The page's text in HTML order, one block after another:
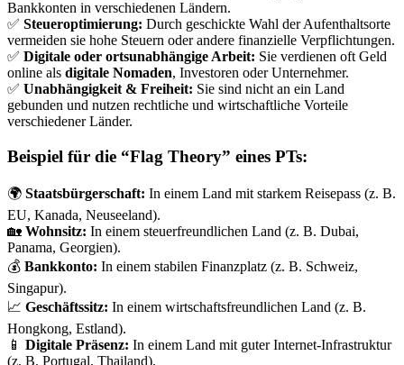
Bankkonten in verschie­denen Ländern.
✅ Steuer­op­ti­mierung: Durch geschickte Wahl der Aufent­haltsorte
vermeiden sie hohe Steuern oder andere finan­zielle Verpflich­tungen.
✅ Digitale oder ortsun­ab­hängige Arbeit: Sie verdienen oft Geld
online als digitale Nomaden, Inves­toren oder Unter­nehmer.
✅ Unabhän­gigkeit & Freiheit: Sie sind nicht an ein Land
gebunden und nutzen recht­liche und wirtschaft­liche Vorteile
verschie­dener Länder.
Beispiel für die “Flag Theory” eines PTs:
🌍 Staats­bür­ger­schaft: In einem Land mit starkem Reisepass (z. B.
EU, Kanada, Neuseeland).
🏡 Wohnsitz: In einem steuer­freund­lichen Land (z. B. Dubai,
Panama, Georgien).
💰 Bankkonto: In einem stabilen Finanz­platz (z. B. Schweiz,
Singapur).
📈 Geschäftssitz: In einem wirtschafts­freund­lichen Land (z. B.
Hongkong, Estland).
📱 Digitale Präsenz: In einem Land mit guter Internet-Infra­struktur
(z. B. Portugal, Thailand).